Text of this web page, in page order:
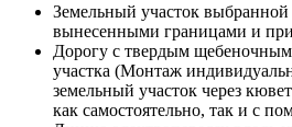
Земельный участок
вынесенными границами и
Дорогу с твердым
участка (Монтаж
земельный участок через
как самостоятельно, так и с